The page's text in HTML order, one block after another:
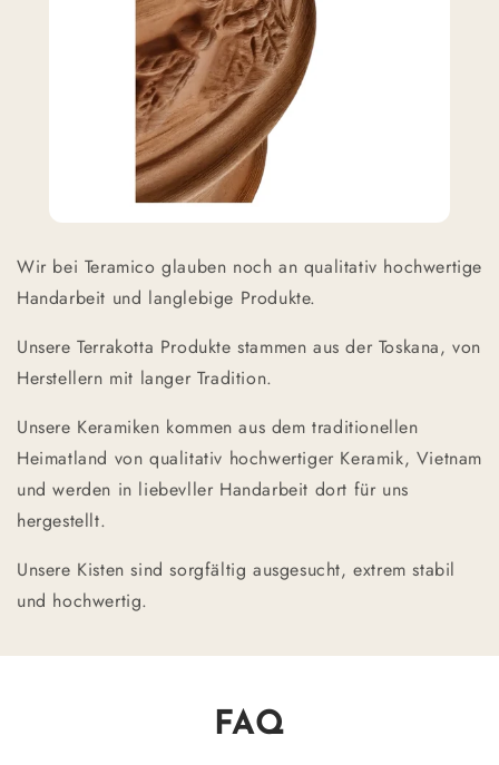
Wir bei Teramico glauben noch an qualitativ hochwertige
Handarbeit und langlebige Produkte.
Unsere Terrakotta Produkte stammen aus der Toskana, von
Herstellern mit langer Tradition.
Unsere Keramiken kommen aus dem traditionellen
Heimatland von qualitativ hochwertiger Keramik, Vietnam
und werden in liebevller Handarbeit dort für uns
hergestellt.
Unsere Kisten sind sorgfältig ausgesucht, extrem stabil
und hochwertig.
FAQ